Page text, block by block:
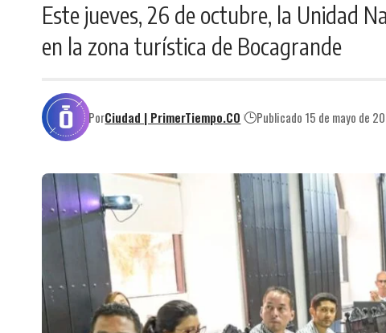
Este jueves, 26 de octubre, la Unidad
en la zona turística de Bocagrande
PorCiudad | PrimerTiempo.CO Publicado 15 de mayo de